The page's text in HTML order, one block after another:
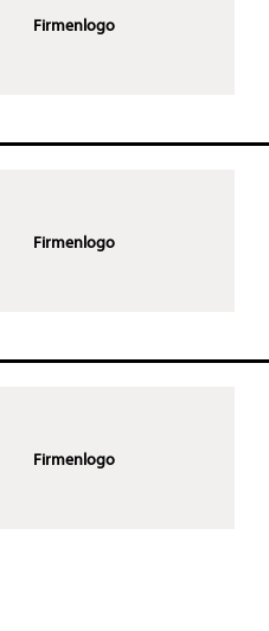
Firmenlogo
Firmenlogo
Firmenlogo